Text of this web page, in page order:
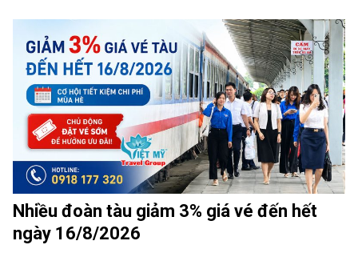
Nhiều đoàn tàu giảm 3% giá vé đến hết
ngày 16/8/2026